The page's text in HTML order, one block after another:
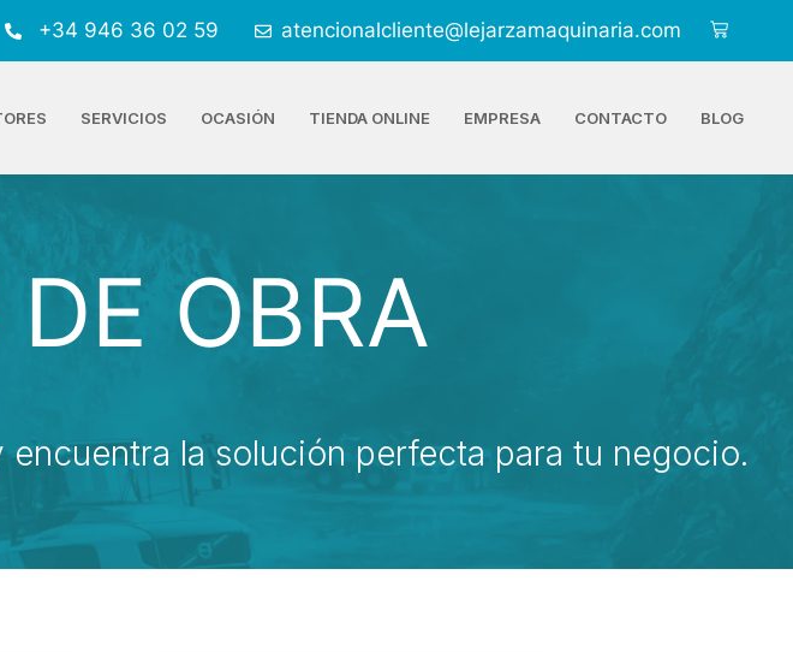
+34 946 36 02 59 atencionalcliente@lejarzamaquinaria.com
SERVICIOS OCASIÓN TIENDA ONLINE EMPRESA CONTACTO BLOG
OBRA
la solución perfecta para tu negocio.